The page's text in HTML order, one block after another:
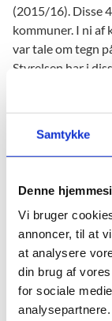
Samtykke
Denne
Vi bruger
annoncer, til at
at analysere
din brug af
for sociale
(2015/16). Disse
kommuner. I ni af
var tale om tegn
Styrelsen har i
kommunerne, at
Styrelsen har på
kommuner, der
redegørelse.
skolerne vil
overholde
Styrelsens
redegørelser
oplysninger til